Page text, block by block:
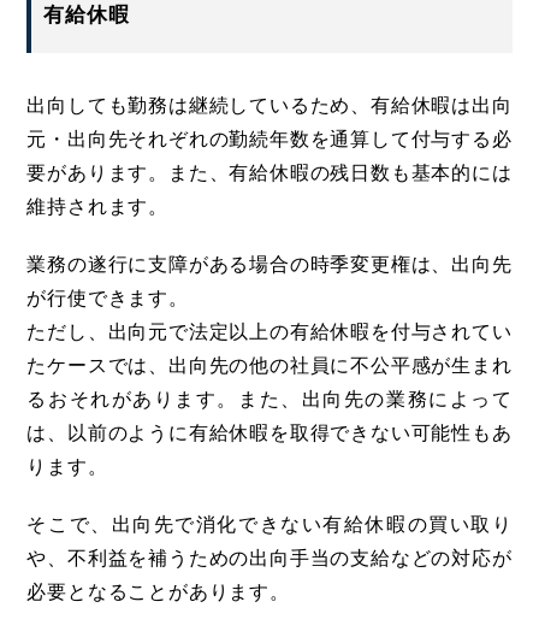
有給休暇
出向しても勤務は継続しているため、有給休暇は出向
元・出向先それぞれの勤続年数を通算して付与する必
要があります。また、有給休暇の残日数も基本的には
維持されます。
業務の遂行に支障がある場合の時季変更権は、出向先
が行使できます。
ただし、出向元で法定以上の有給休暇を付与されてい
たケースでは、出向先の他の社員に不公平感が生まれ
るおそれがあります。また、出向先の業務によって
は、以前のように有給休暇を取得できない可能性もあ
ります。
そこで、出向先で消化できない有給休暇の買い取り
や、不利益を補うための出向手当の支給などの対応が
必要となることがあります。